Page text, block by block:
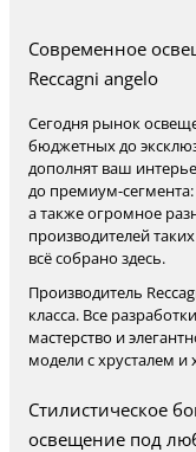
Современное
Reccagni angelo
Сегодня рынок
бюджетных до
дополнят ваш
до премиум-
а также огромное
производителей
всё собрано здесь.
Производитель
класса. Все
мастерство и
модели с хрусталем
Стилистическое
освещение под